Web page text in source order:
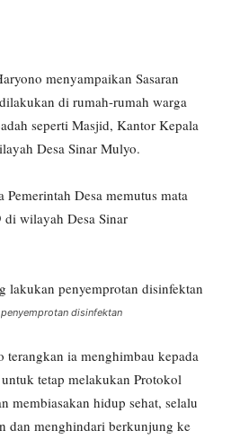
menyampaikan Sasaran
di rumah-rumah warga
seperti Masjid, Kantor Kepala
Desa Sinar Mulyo.
Desa memutus mata
di wilayah Desa Sinar
disinfektan
ia menghimbau kepada
tetap melakukan Protokol
membiasakan hidup sehat, selalu
dan menghindari berkunjung ke